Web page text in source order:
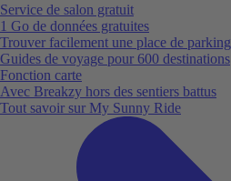
Service de salon gratuit
1 Go de données gratuites
Trouver facilement une place de parking
Guides de voyage pour 600 destinations
Fonction carte
Avec Breakzy hors des sentiers battus
Tout savoir sur My Sunny Ride